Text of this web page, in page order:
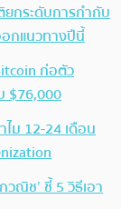
กระดับการกำกับ
กแนวทางปีนี้
ก่อตัว
$76,000
ไม 12-24 เดือน
ณิช’ ชี้ 5 วิธีเอา